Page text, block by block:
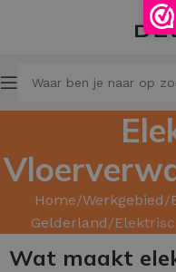
Home Werkgebied
Gelderland
Wat maakt